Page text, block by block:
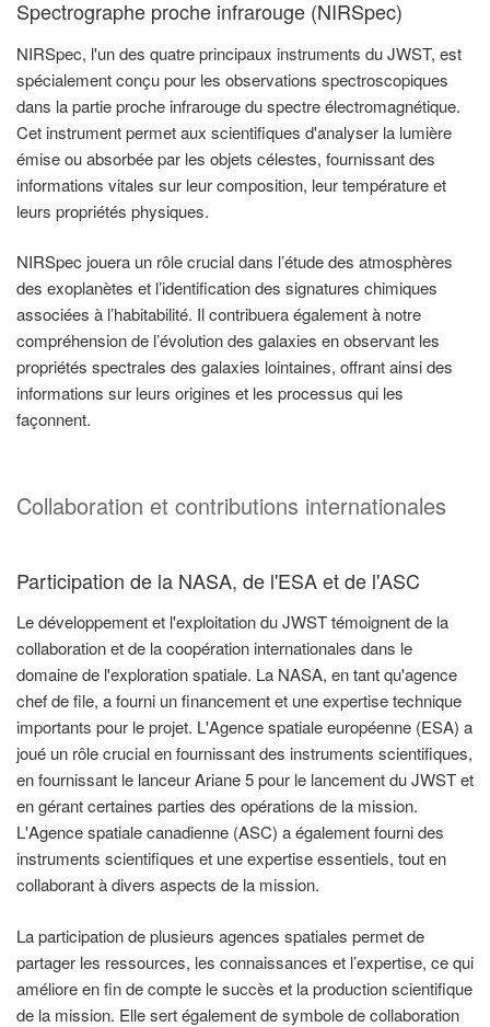
Spectrographe proche infrarouge (NIRSpec)
NIRSpec, l'un des quatre principaux instruments du JWST, est
spécialement conçu pour les observations spectroscopiques
dans la partie proche infrarouge du spectre électromagnétique.
Cet instrument permet aux scientifiques d'analyser la lumière
émise ou absorbée par les objets célestes, fournissant des
informations vitales sur leur composition, leur température et
leurs propriétés physiques.
NIRSpec jouera un rôle crucial dans l’étude des atmosphères
des exoplanètes et l’identification des signatures chimiques
associées à l’habitabilité. Il contribuera également à notre
compréhension de l’évolution des galaxies en observant les
propriétés spectrales des galaxies lointaines, offrant ainsi des
informations sur leurs origines et les processus qui les
façonnent.
Collaboration et contributions internationales
Participation de la NASA, de l'ESA et de l'ASC
Le développement et l'exploitation du JWST témoignent de la
collaboration et de la coopération internationales dans le
domaine de l'exploration spatiale. La NASA, en tant qu'agence
chef de file, a fourni un financement et une expertise technique
importants pour le projet. L'Agence spatiale européenne (ESA) a
joué un rôle crucial en fournissant des instruments scientifiques,
en fournissant le lanceur Ariane 5 pour le lancement du JWST et
en gérant certaines parties des opérations de la mission.
L'Agence spatiale canadienne (ASC) a également fourni des
instruments scientifiques et une expertise essentiels, tout en
collaborant à divers aspects de la mission.
La participation de plusieurs agences spatiales permet de
partager les ressources, les connaissances et l’expertise, ce qui
améliore en fin de compte le succès et la production scientifique
de la mission. Elle sert également de symbole de collaboration